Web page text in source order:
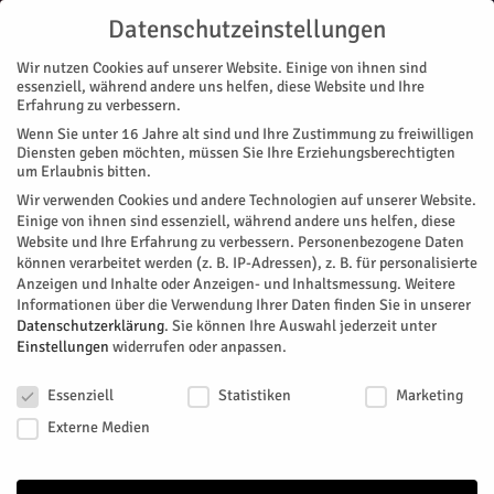
Start Stadtteile Jülich Einbruch in zwei Wohnungen
STADTTEILE JÜLICH
Einbruch in zwei Wohnungen
In der Röntgenstraße wurde laut Polizeibericht in zwei
Wohnungen eines Mehrfamilienhauses eingebrochen. Nach
Zeugen wird gesucht.
Von Pressestelle Polizei- Mai 18, 2026 99
Facebook Twitter
Datenschutzeinstellungen
Wir nutzen Cookies auf unserer Website. Einige von ihnen sind
essenziell, während andere uns helfen, diese Website und Ihre
Erfahrung zu verbessern.
Wenn Sie unter 16 Jahre alt sind und Ihre Zustimmung zu freiwilligen
Diensten geben möchten, müssen Sie Ihre Erziehungsberechtigten
um Erlaubnis bitten.
Wir verwenden Cookies und andere Technologien auf unserer Website.
Einige von ihnen sind essenziell, während andere uns helfen, diese
Website und Ihre Erfahrung zu verbessern. Personenbezogene Daten
können verarbeitet werden (z. B. IP-Adressen), z. B. für personalisierte
Anzeigen und Inhalte oder Anzeigen- und Inhaltsmessung. Weitere
Informationen über die Verwendung Ihrer Daten finden Sie in unserer
Datenschutzerklärung. Sie können Ihre Auswahl jederzeit unter
Einstellungen widerrufen oder anpassen.
Essenziell
Statistiken
Marketing
Externe Medien